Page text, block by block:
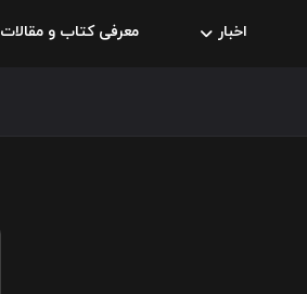
اخبار معرفی کتاب و مقالات